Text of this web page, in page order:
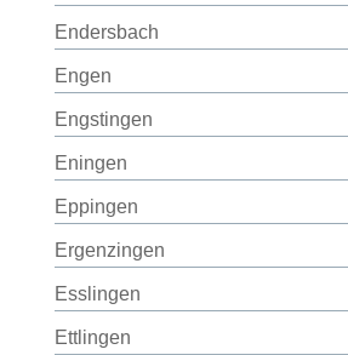
Endersbach
Engen
Engstingen
Eningen
Eppingen
Ergenzingen
Esslingen
Ettlingen